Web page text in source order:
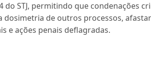
STJ, permitindo que condenações
dosimetria de outros processos,
e ações penais deflagradas.